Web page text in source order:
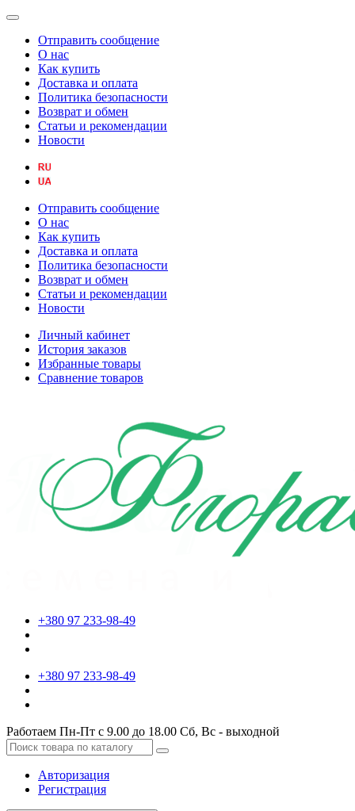
Отправить сообщение
О нас
Как купить
Доставка и оплата
Политика безопасности
Возврат и обмен
Статьи и рекомендации
Новости
Отправить сообщение
О нас
Как купить
Доставка и оплата
Политика безопасности
Возврат и обмен
Статьи и рекомендации
Новости
Личный кабинет
История заказов
Избранные товары
Сравнение товаров
+380 97 233-98-49
+380 97 233-98-49
Работаем Пн-Пт с 9.00 до 18.00 Сб, Вс - выходной
Авторизация
Регистрация